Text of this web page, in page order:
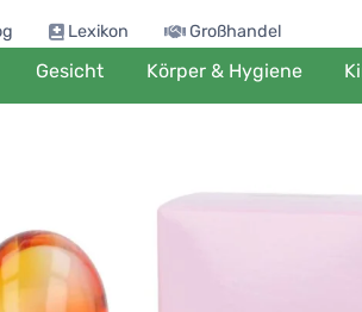
Lexikon Großhandel
Gesicht Körper & Hygiene